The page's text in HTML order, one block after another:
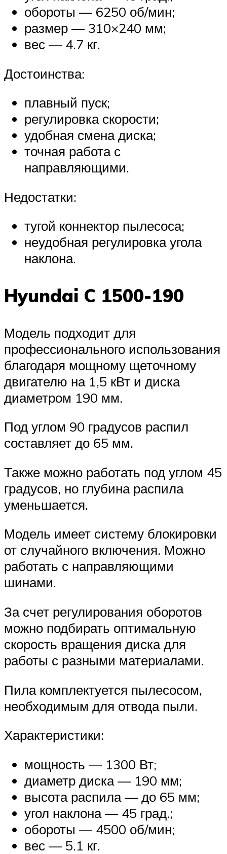
обороты — 6250 об/мин;
размер — 310×240 мм;
вес — 4.7 кг.
Достоинства:
плавный пуск;
регулировка скорости;
удобная смена диска;
точная работа с
направляющими.
Недостатки:
тугой коннектор пылесоса;
неудобная регулировка угола
наклона.
Hyundai C 1500-190
Модель подходит для
профессионального использования
благодаря мощному щеточному
двигателю на 1,5 кВт и диска
диаметром 190 мм.
Под углом 90 градусов распил
составляет до 65 мм.
Также можно работать под углом 45
градусов, но глубина распила
уменьшается.
Модель имеет систему блокировки
от случайного включения. Можно
работать с направляющими
шинами.
За счет регулирования оборотов
можно подбирать оптимальную
скорость вращения диска для
работы с разными материалами.
Пила комплектуется пылесосом,
необходимым для отвода пыли.
Характеристики:
мощность — 1300 Вт;
диаметр диска — 190 мм;
высота распила — до 65 мм;
угол наклона — 45 град.;
обороты — 4500 об/мин;
вес — 5.1 кг.